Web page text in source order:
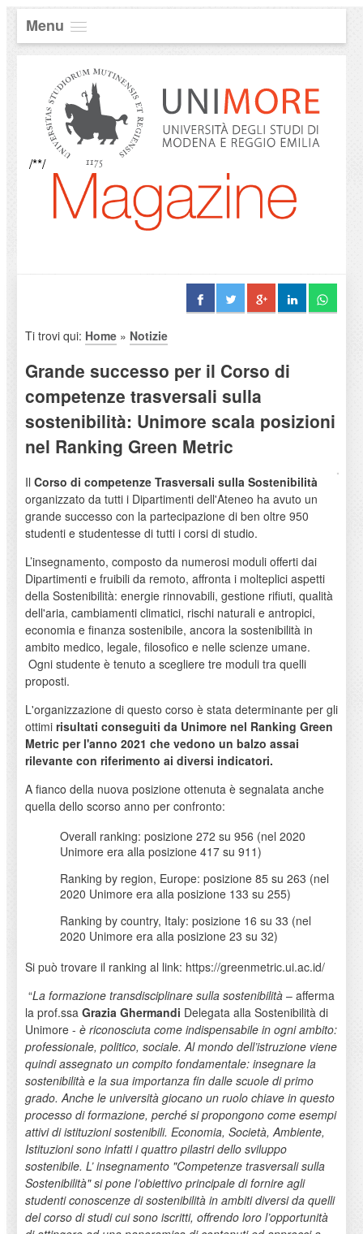
Menu
/**/
Ti trovi qui: Home» Notizie
Grande successo per il Corso di
competenze trasversali sulla
sostenibilità: Unimore scala posizioni
nel Ranking Green Metric
Il Corso di competenze Trasversali sulla Sostenibilità
organizzato da tutti i Dipartimenti dell'Ateneo ha avuto un
grande successo con la partecipazione di ben oltre 950
studenti e studentesse di tutti i corsi di studio.
L’insegnamento, composto da numerosi moduli offerti dai
Dipartimenti e fruibili da remoto, affronta i molteplici aspetti
della Sostenibilità: energie rinnovabili, gestione rifiuti, qualità
dell'aria, cambiamenti climatici, rischi naturali e antropici,
economia e finanza sostenibile, ancora la sostenibilità in
ambito medico, legale, filosofico e nelle scienze umane.
Ogni studente è tenuto a scegliere tre moduli tra quelli
proposti.
L'organizzazione di questo corso è stata determinante per gli
ottimi risultati conseguiti da Unimore nel Ranking Green
Metric per l'anno 2021 che vedono un balzo assai
rilevante con riferimento ai diversi indicatori.
A fianco della nuova posizione ottenuta è segnalata anche
quella dello scorso anno per confronto:
Overall ranking: posizione 272 su 956 (nel 2020
Unimore era alla posizione 417 su 911)
Ranking by region, Europe: posizione 85 su 263 (nel
2020 Unimore era alla posizione 133 su 255)
Ranking by country, Italy: posizione 16 su 33 (nel
2020 Unimore era alla posizione 23 su 32)
Si può trovare il ranking al link: https://greenmetric.ui.ac.id/
“La formazione transdisciplinare sulla sostenibilità– afferma
la prof.ssa Grazia Ghermandi Delegata alla Sostenibilità di
Unimore - è riconosciuta come indispensabile in ogni ambito:
professionale, politico, sociale. Al mondo dell’istruzione viene
quindi assegnato un compito fondamentale: insegnare la
sostenibilità e la sua importanza fin dalle scuole di primo
grado. Anche le università giocano un ruolo chiave in questo
processo di formazione, perché si propongono come esempi
attivi di istituzioni sostenibili. Economia, Società, Ambiente,
Istituzioni sono infatti i quattro pilastri dello sviluppo
sostenibile. L’ insegnamento "Competenze trasversali sulla
Sostenibilità" si pone l’obiettivo principale di fornire agli
studenti conoscenze di sostenibilità in ambiti diversi da quelli
del corso di studi cui sono iscritti, offrendo loro l’opportunità